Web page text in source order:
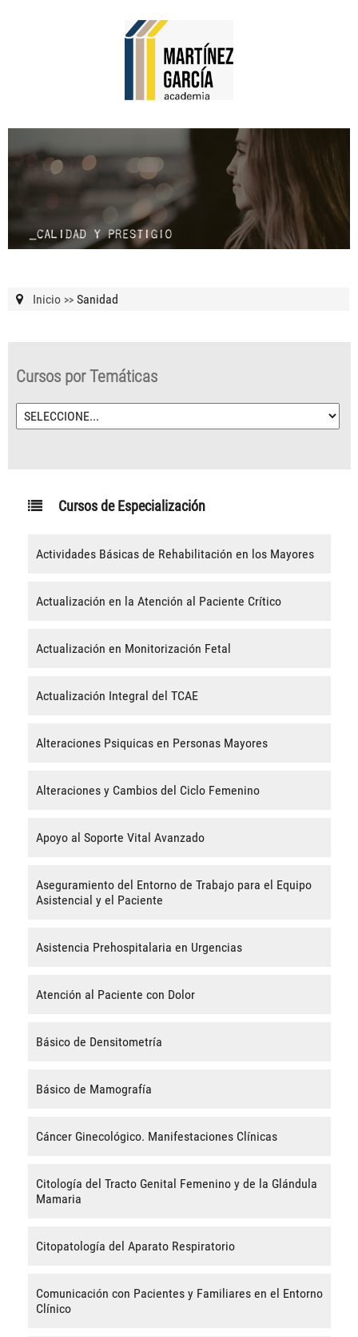
Inicio >> Sanidad
Cursos por Temáticas
Cursos de Especialización
Actividades Básicas de Rehabilitación en los Mayores
Actualización en la Atención al Paciente Crítico
Actualización en Monitorización Fetal
Actualización Integral del TCAE
Alteraciones Psiquicas en Personas Mayores
Alteraciones y Cambios del Ciclo Femenino
Apoyo al Soporte Vital Avanzado
Aseguramiento del Entorno de Trabajo para el Equipo
Asistencial y el Paciente
Asistencia Prehospitalaria en Urgencias
Atención al Paciente con Dolor
Básico de Densitometría
Básico de Mamografía
Cáncer Ginecológico. Manifestaciones Clínicas
Citología del Tracto Genital Femenino y de la Glándula
Mamaria
Citopatología del Aparato Respiratorio
Comunicación con Pacientes y Familiares en el Entorno
Clínico